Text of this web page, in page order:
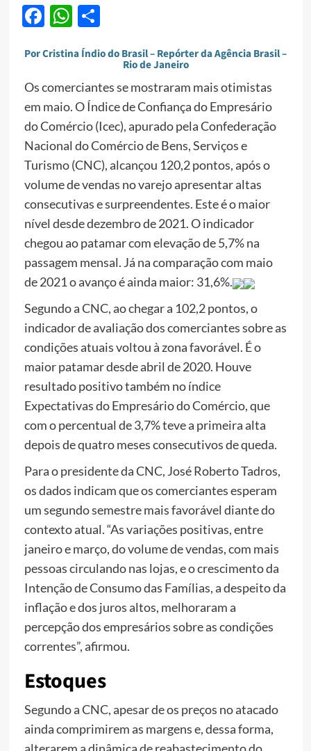
Facebook
WhatsApp
Share
Por Cristina Índio do Brasil – Repórter da Agência Brasil –
Rio de Janeiro
Os comerciantes se mostraram mais otimistas
em maio. O Índice de Confiança do Empresário
do Comércio (Icec), apurado pela Confederação
Nacional do Comércio de Bens, Serviços e
Turismo (CNC), alcançou 120,2 pontos, após o
volume de vendas no varejo apresentar altas
consecutivas e surpreendentes. Este é o maior
nível desde dezembro de 2021. O indicador
chegou ao patamar com elevação de 5,7% na
passagem mensal. Já na comparação com maio
de 2021 o avanço é ainda maior: 31,6%.
Segundo a CNC, ao chegar a 102,2 pontos, o
indicador de avaliação dos comerciantes sobre as
condições atuais voltou à zona favorável. É o
maior patamar desde abril de 2020. Houve
resultado positivo também no índice
Expectativas do Empresário do Comércio, que
com o percentual de 3,7% teve a primeira alta
depois de quatro meses consecutivos de queda.
Para o presidente da CNC, José Roberto Tadros,
os dados indicam que os comerciantes esperam
um segundo semestre mais favorável diante do
contexto atual. “As variações positivas, entre
janeiro e março, do volume de vendas, com mais
pessoas circulando nas lojas, e o crescimento da
Intenção de Consumo das Famílias, a despeito da
inflação e dos juros altos, melhoraram a
percepção dos empresários sobre as condições
correntes”, afirmou.
Estoques
Segundo a CNC, apesar de os preços no atacado
ainda comprimirem as margens e, dessa forma,